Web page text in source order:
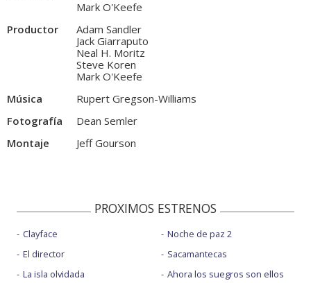
Mark O'Keefe
Productor
Adam Sandler
Jack Giarraputo
Neal H. Moritz
Steve Koren
Mark O'Keefe
Música
Rupert Gregson-Williams
Fotografía
Dean Semler
Montaje
Jeff Gourson
PROXIMOS ESTRENOS
Clayface
El director
La isla olvidada
Noche de paz 2
Sacamantecas
Ahora los suegros son ellos